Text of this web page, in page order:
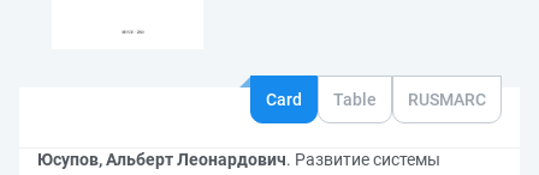
Card Table RUSMARC
Юсупов, Альберт Леонардович. Развитие системы